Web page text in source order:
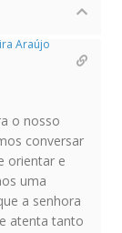
Araújo
o nosso
conversar
orientar e
uma
a senhora
atenta tanto